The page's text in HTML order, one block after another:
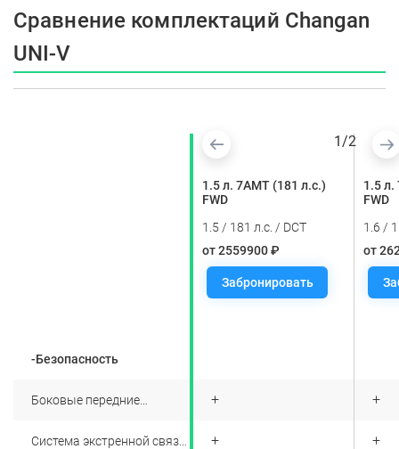
Сравнение комплектаций Changan
UNI-V
-Безопасность
Боковые передние
Система экстренной связи
+
+
1.5 л. 7AMT (181 л.с.)
FWD
1.5 / 181 л.с. / DCT
от 2559900 ₽
Забронировать
+
+
1.5 л.
FWD
1.6 /
от
+
+
1 /2